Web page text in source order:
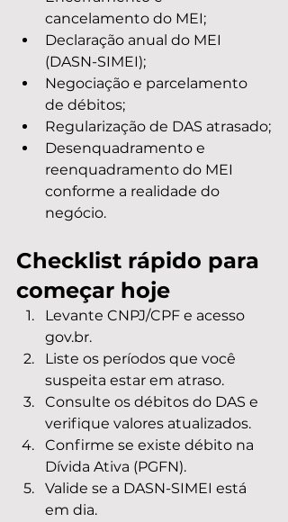
cancelamento do MEI;
Declaração anual do MEI
(DASN-SIMEI);
Negociação e parcelamento
de débitos;
Regularização de DAS atrasado;
Desenquadramento e
reenquadramento do MEI
conforme a realidade do
negócio.
Checklist rápido para
começar hoje
Levante CNPJ/CPF e acesso
gov.br.
Liste os períodos que você
suspeita estar em atraso.
Consulte os débitos do DAS e
verifique valores atualizados.
Confirme se existe débito na
Dívida Ativa (PGFN).
Valide se a DASN-SIMEI está
em dia.